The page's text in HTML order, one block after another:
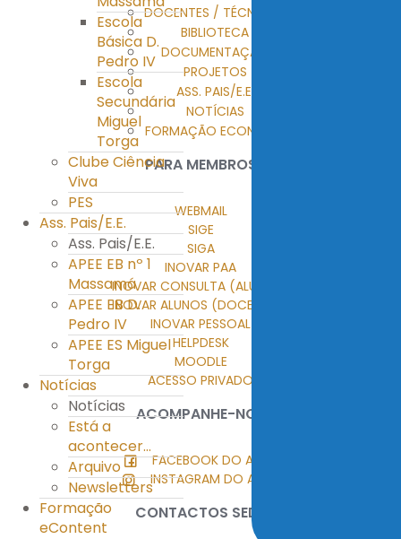
Escola
Básica D.
Pedro IV
Escola
Secundária
Miguel
Torga
Clube Ciência
Viva
PES
Ass. Pais/E.E.
Ass. Pais/E.E.
APEE EB nº 1
Massamá
APEE EB D.
Pedro IV
APEE ES Miguel
Torga
Notícias
Notícias
Está a
acontecer...
Arquivo
Newsletters
Formação
eContent
DOCENTES / TÉCNICOS
BIBLIOTECA
DOCUMENTAÇÃO
PROJETOS
ASS. PAIS/E.E.
NOTÍCIAS
FORMAÇÃO ECONTENT
PARA MEMBROS
WEBMAIL
SIGE
SIGA
INOVAR PAA
INOVAR CONSULTA (ALUNOS)
INOVAR ALUNOS (DOCENTES)
INOVAR PESSOAL
HELPDESK
MOODLE
ACESSO PRIVADO
ACOMPANHE-NOS
FACEBOOK DO AEMT
INSTAGRAM DO AEMT
CONTACTOS SEDE